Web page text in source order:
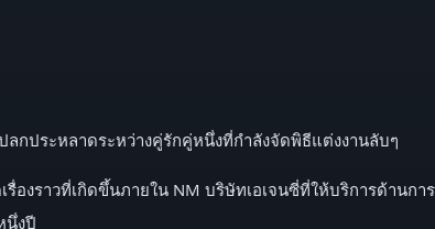
กประหลาดระหว่างคู่รักคู่หนึ่งที่กำลังจัดพิธีแต่งงานลับๆ
องราวที่เกิดขึ้นภายใน NM บริษัทเอเจนซี่ที่ให้บริการด้านก
นึ่งปี